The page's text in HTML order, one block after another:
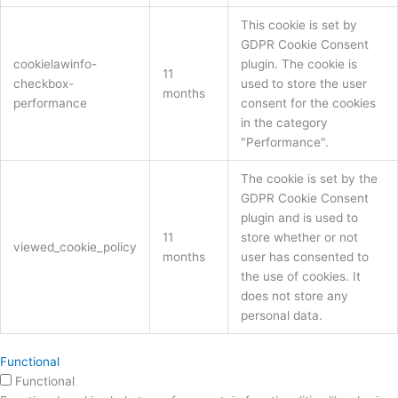
cookielawinfo-
checkbox-
performance
11
months
This cookie is set by
GDPR Cookie Consent
plugin. The cookie is
used to store the user
consent for the cookies
in the category
"Performance".
viewed_cookie_policy
11
months
The cookie is set by the
GDPR Cookie Consent
plugin and is used to
store whether or not
user has consented to
the use of cookies. It
does not store any
personal data.
Functional
Functional